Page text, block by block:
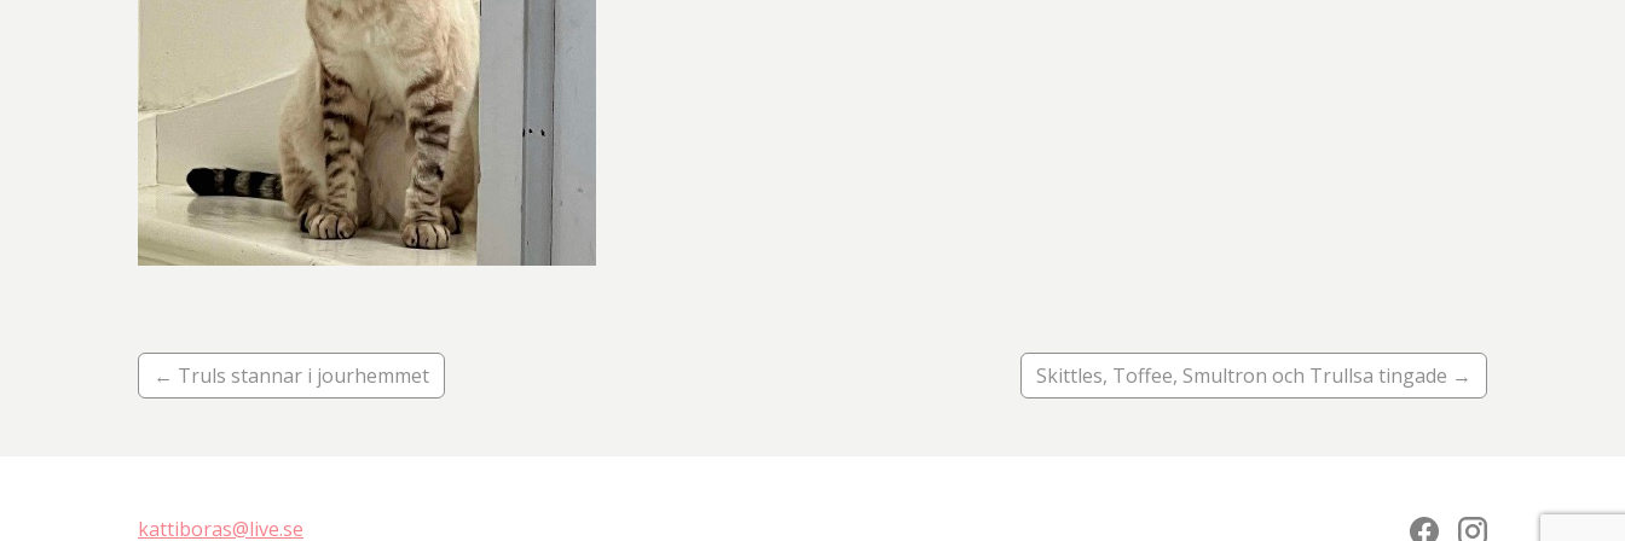
← Truls stannar i jourhemmet Skittles, Toffee, Smultron och Trullsa tingade →
kattiboras@live.se